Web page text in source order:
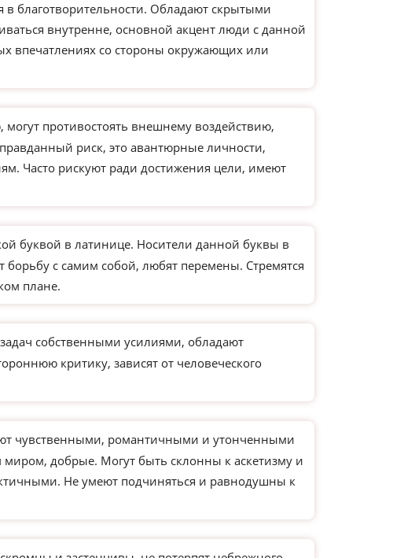
в благотворительности. Обладают скрытыми
внутренне, основной акцент люди с данной
впечатлениях со стороны окружающих или
противостоять внешнему воздействию,
риск, это авантюрные личности,
Часто рискуют ради достижения цели, имеют
буквой в латинице. Носители данной буквы в
борьбу с самим собой, любят перемены. Стремятся
плане.
собственными усилиями, обладают
критику, зависят от человеческого
чувственными, романтичными и утонченными
добрые. Могут быть склонны к аскетизму и
Не умеют подчиняться и равнодушны к